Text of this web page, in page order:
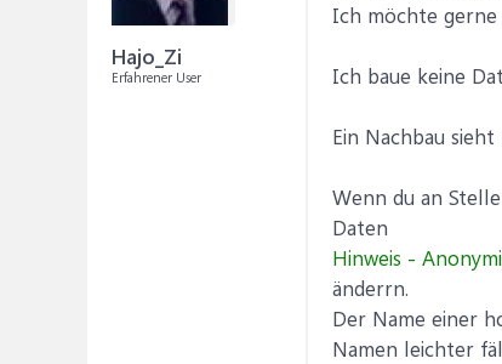
Hajo_Zi
Erfahrener User
Ich möchte gerne
Ich baue keine
Ein Nachbau
Wenn du an
Daten
Hinweis -
änderrn.
Der Name einer
Namen leichter